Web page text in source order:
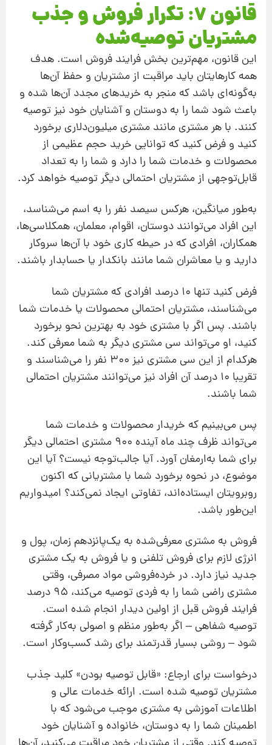
قانون 7: تکرار فروش و جذب
مشتریان توصیه‌شده
این قانون، مهم‌ترین بخش فرایند فروش است. هدف
همه کارهایتان باید مراقبت از مشتریان و حفظ آن‌ها
به‌گونه‌ای باشد که منجر به خریدهای مجدد آن‌ها شده و
باعث شود شما را به دوستان و آشنایان خود نیز توصیه
کنند. با هر مشتری مانند مشتری میلیون‌دلاری برخورد
کنید و فرض کنید که توانایی خرید حجم عظیمی از
محصولات و خدمات شما را دارد و شما را به تعداد
قابل‌توجهی از مشتریان احتمالی دیگر توصیه خواهد کرد.
به‌طور میانگین، هر‌کس سیصد نفر را به اسم می‌شناسد،
این افراد می‌توانند دوستان، اقوام، معلمان، همکلاسی‌ها،
همکاران، افرادی که در حیطه کاری خود با آن‌ها سرو‌کار
دارید و یا معاشران شما مانند بانکدار یا حسابدار باشند.
فرض کنید تنها 10 درصد افرادی که مشتریان شما
می‌شناسند، مشتریان احتمالی محصولات یا خدمات شما
باشند. پس اگر با مشتری خود به بهترین نحو برخورد
کنید، او می‌تواند سی مشتری دیگر به شما معرفی کند.
هر‌کدام از این سی مشتری نیز 300 نفر را می‌شناسند و
تقریبا 10 درصد آن افراد نیز می‌توانند مشتریان احتمالی
شما باشند.
پس می‌بینیم که خریدار محصولات و خدمات شما
می‌تواند ظرف چند ماه آینده 900 مشتری احتمالی دیگر
برای شما به‌ارمغان آورد. آیا جالب‌توجه نیست؟ آیا این
موضوع، در نحوه برخورد شما با مشتریانی که اکنون
روبرویتان ایستاده‌اند، تفاوتی ایجاد نمی‌کند؟ امیدواریم
این‌طور باشد.
فروش به مشتری معرفی‌شده به یک‌پانزدهم زمان، پول و
انرژی لازم برای فروش تلفنی و یا فروش به یک مشتری
جدید نیاز دارد. در خرده‌فروشی مواد مصرفی، وقتی
مشتری راضی شما را به فردی توصیه می‌کند، 95 درصد
فرایند فروش قبل از اولین دیدار انجام شده است.
توصیه شفاهی – اگر به‌طور منظم و اصولی به‌کار گرفته
شود – روشی بسیار قدرتمند برای رشد کسب‌و‌کار است.
درخواست برای ارجاع: «قابل توصیه بودن» کلید جذب
مشتریان توصیه شده است. ارائه خدمات عالی و
اطلاعات آموزشی به مشتری موجب می‌شود که با
اطمینان شما را به دوستان، خانواده و آشنایان خود